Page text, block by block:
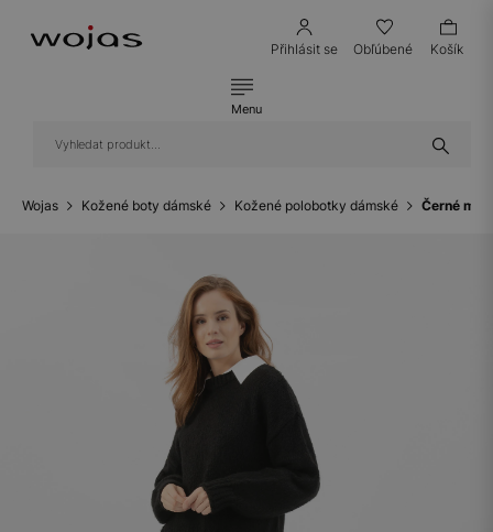
Přihlásit se Obľúbené Košík
Menu
Wojas Kožené boty dámské Kožené polobotky dámské Černé